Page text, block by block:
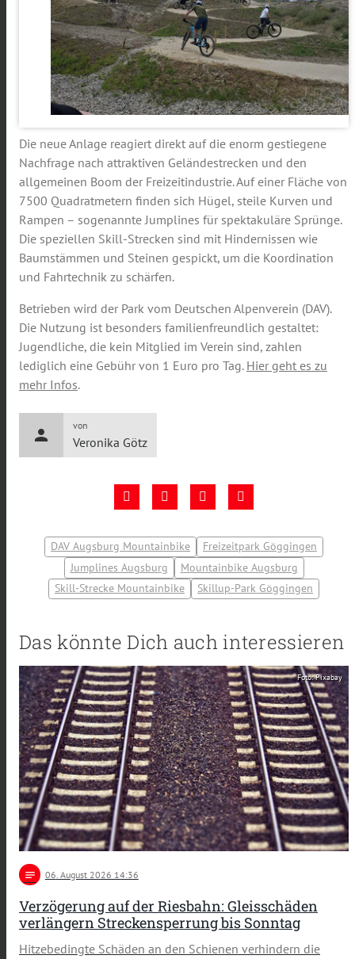
Die neue Anlage reagiert direkt auf die enorm gestiegene
Nachfrage nach attraktiven Geländestrecken und den
allgemeinen Boom der Freizeitindustrie. Auf einer Fläche von
7500 Quadratmetern finden sich Hügel, steile Kurven und
Rampen – sogenannte Jumplines für spektakuläre Sprünge.
Die speziellen Skill-Strecken sind mit Hindernissen wie
Baumstämmen und Steinen gespickt, um die Koordination
und Fahrtechnik zu schärfen.
Betrieben wird der Park vom Deutschen Alpenverein (DAV).
Die Nutzung ist besonders familienfreundlich gestaltet:
Jugendliche, die kein Mitglied im Verein sind, zahlen
lediglich eine Gebühr von 1 Euro pro Tag. Hier geht es zu
mehr Infos.
person
von
Veronika Götz
DAV Augsburg Mountainbike
Freizeitpark Göggingen
Jumplines Augsburg
Mountainbike Augsburg
Skill-Strecke Mountainbike
Skillup-Park Göggingen
Das könnte Dich auch interessieren
Foto: Pixabay
notes 06 . August 2026 14:36
Verzögerung auf der Riesbahn: Gleisschäden
verlängern Streckensperrung bis Sonntag
Hitzebedingte Schäden an den Schienen verhindern die